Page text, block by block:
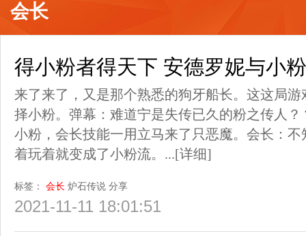
会长
得小粉者得天下 安德罗妮与小
来了来了，又是那个熟悉的狗牙船长。这这局
择小粉。弹幕：难道宁是失传已久的粉之传人
小粉，会长技能一用立马来了只恶魔。会长：
着玩着就变成了小粉流。...[详细]
标签： 会长 炉石传说 分享
2021-11-11 18:01:51